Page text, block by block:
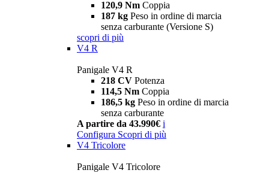
120,9 Nm Coppia
187 kg Peso in ordine di marcia
senza carburante (Versione S)
scopri di più
V4 R
Panigale V4 R
218 CV Potenza
114,5 Nm Coppia
186,5 kg Peso in ordine di marcia
senza carburante
A partire da 43.990€ i
Configura Scopri di più
V4 Tricolore
Panigale V4 Tricolore